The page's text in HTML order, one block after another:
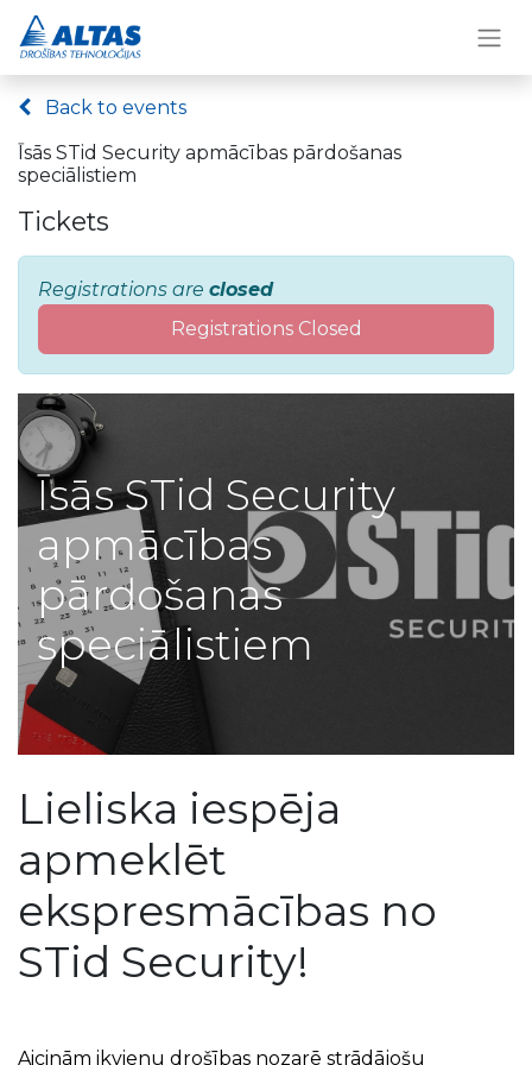
Back to events
Īsās STid Security apmācības pārdošanas
speciālistiem
Tickets
Registrations are closed
Registrations Closed
Īsās STid Security
apmācības
pārdošanas
speciālistiem
Lieliska iespēja
apmeklēt
ekspresmācības no ​
STid Security!
Aicinām ikvienu drošības nozarē strādājošu